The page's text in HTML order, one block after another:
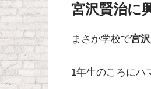
宮沢賢治に
まさか学校で宮
1年生のころにハ